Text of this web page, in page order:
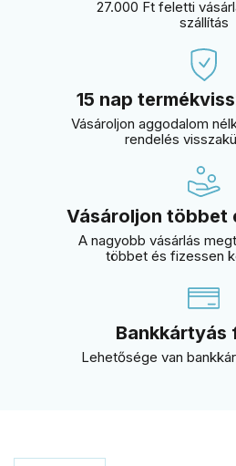
27.000 Ft feletti
szállítás
15 nap
Vásároljon aggodalom
rendelés
Vásároljon többet
A nagyobb vásárlás
többet és fizessen
Bankkártyás
Lehetősége van